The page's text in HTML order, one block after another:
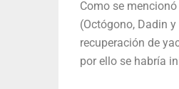
Como se
(Octógono, Dadin
recuperación de
por ello se habría